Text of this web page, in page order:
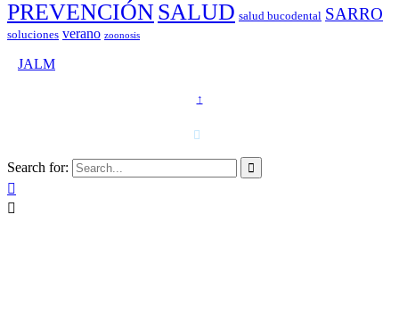
PREVENCIÓNSALUD salud bucodental SARRO
soluciones verano zoonosis
JALM
↑

Search for: 

